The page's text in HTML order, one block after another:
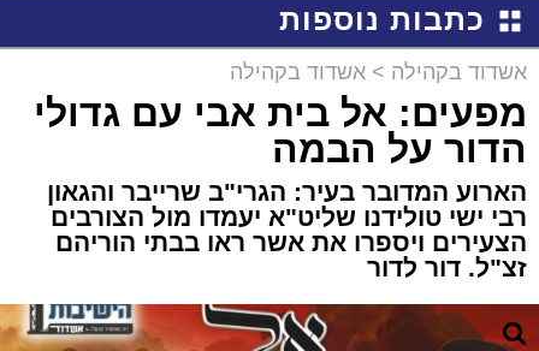
כתבות נוספות
אשדוד בקהילה > אשדוד בקהילה
מפעים: אל בית אבי עם גדולי
הדור על הבמה
הארוע המדובר בעיר: הגרי"ב שרייבר והגאון
רבי ישי טולידנו שליט"א יעמדו מול הצורבים
הצעירים ויספרו את אשר ראו בבתי הוריהם
זצ"ל. דור לדור